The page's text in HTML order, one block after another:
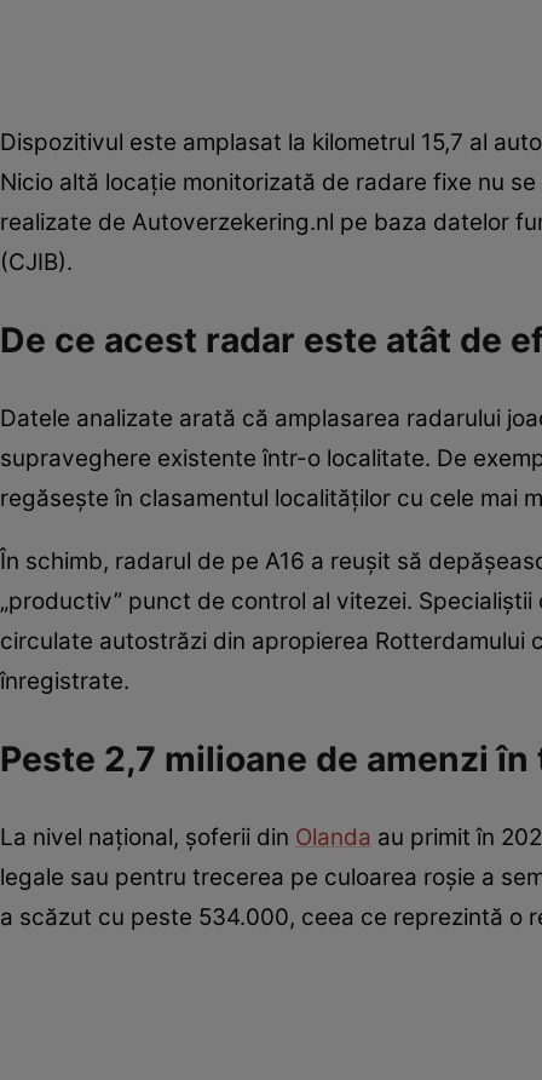
Dispozitivul este amplasat la kilometrul 15,7 al
Nicio altă locație monitorizată de radare fixe nu
realizate de Autoverzekering.nl pe baza datelor
(CJIB).
De ce acest radar este atât de
Datele analizate arată că amplasarea radarului
supraveghere existente într-o localitate. De
regăsește în clasamentul localităților cu cele mai
În schimb, radarul de pe A16 a reușit să
„productiv” punct de control al vitezei.
circulate autostrăzi din apropierea
înregistrate.
Peste 2,7 milioane de amenzi în
La nivel național, șoferii din Olanda au primit în
legale sau pentru trecerea pe culoarea roșie a
a scăzut cu peste 534.000, ceea ce reprezintă o